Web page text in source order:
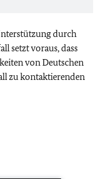
durch
setzt voraus, dass
von Deutschen
zu kontaktierenden